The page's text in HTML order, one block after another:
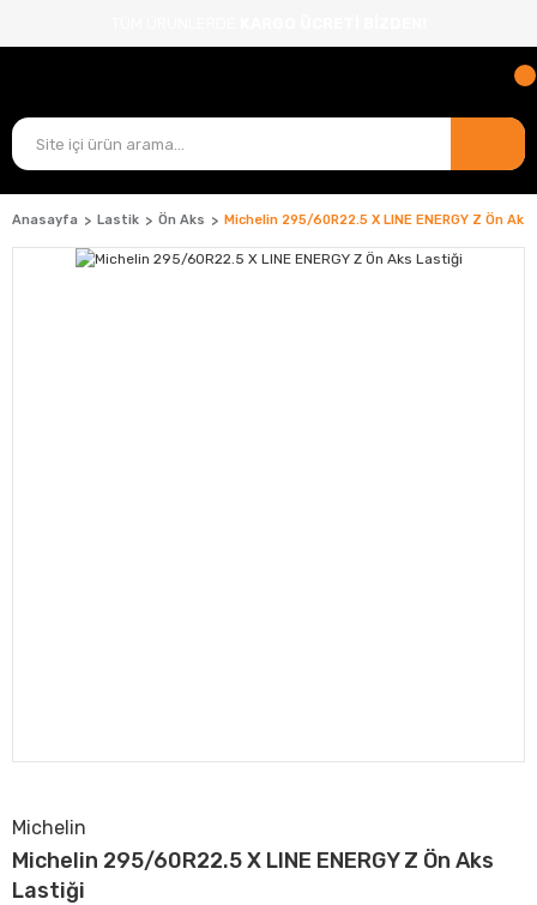
Anasayfa Lastik Ön Aks Michelin 295/60R22.5 X LINE ENERGY Z Ön
Michelin
Michelin 295/60R22.5 X LINE ENERGY Z Ön Aks
Lastiği